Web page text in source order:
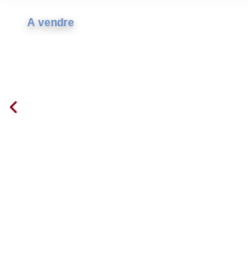
A vendre